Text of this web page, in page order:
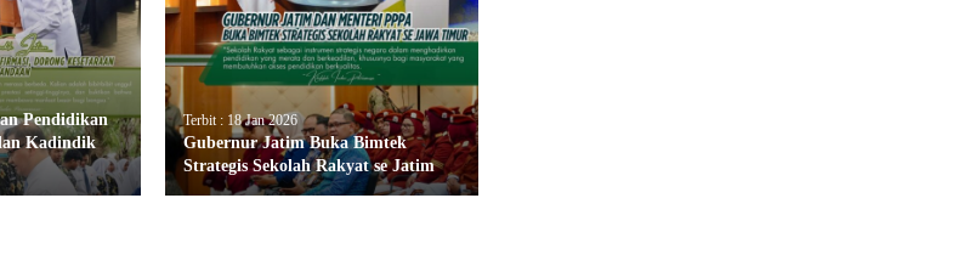
Pendidikan
Kadindik
Terbit : 18 Jan 2026
Gubernur Jatim Buka Bimtek
Strategis Sekolah Rakyat se Jatim